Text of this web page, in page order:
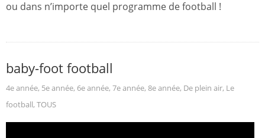
ou dans n’importe quel programme de football !
baby-foot football
4e année, 5e année, 6e année, 7e année, 8e année, De plein air, Le
football, TOUS